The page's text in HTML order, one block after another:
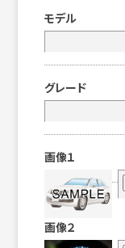
モデル
グレード
画像１
画像２